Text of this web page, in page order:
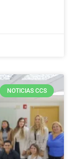
NOTICIAS CCS